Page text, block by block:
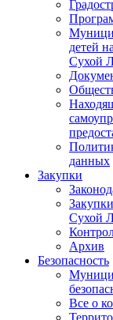
детей
Сухой
данных
Закупки
Сухой
Архив
Безопасность
Все о